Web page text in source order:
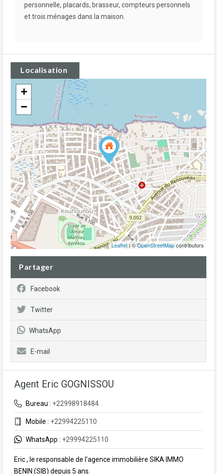
personnelle, placards, brasseur, compteurs personnels
et trois ménages dans la maison.
Localisation
+
−
Leaflet| ©OpenStreetMapcontributors
Partager
Facebook
Twitter
WhatsApp
E-mail
Agent Eric GOGNISSOU
Bureau : +22998918484
Mobile : +22994225110
WhatsApp : +29994225110
Eric , le responsable de l'agence immobilière SIKA IMMO
BENIN (SIB) depuis 5 ans.